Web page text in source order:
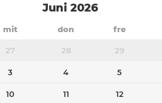
Juni 2026
mit don fre
27 28 29
3 4 5
10 11 12